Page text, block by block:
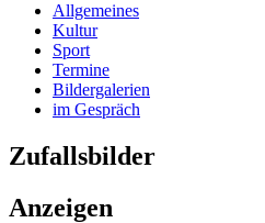
Allgemeines
Kultur
Sport
Termine
Bildergalerien
im Gespräch
Zufallsbilder
Anzeigen